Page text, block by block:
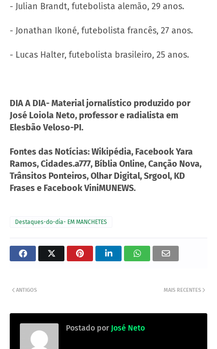
- Julian Brandt, futebolista alemão, 29 anos.
- Jonathan Ikoné, futebolista francês, 27 anos.
- Lucas Halter, futebolista brasileiro, 25 anos.
DIA A DIA- Material jornalístico produzido por
José Loiola Neto, professor e radialista em
Elesbão Veloso-PI.
Fontes das Notícias: Wikipédia, Facebook Yara
Ramos, Cidades.a777, Bíblia Online, Canção Nova,
Trânsitos Ponteiros, Olhar Digital, Srgool, KD
Frases e Facebook ViniMUNEWS.
Destaques-do-dia- EM MANCHETES
MAIS RECENTES
ANTIGOS
Postado por José Neto